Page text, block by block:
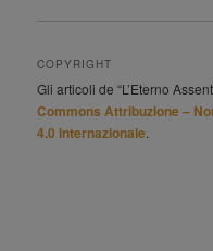
COPYRIGHT
Gli articoli de “L’Eterno
Commons Attribuzione –
4.0 Internazionale